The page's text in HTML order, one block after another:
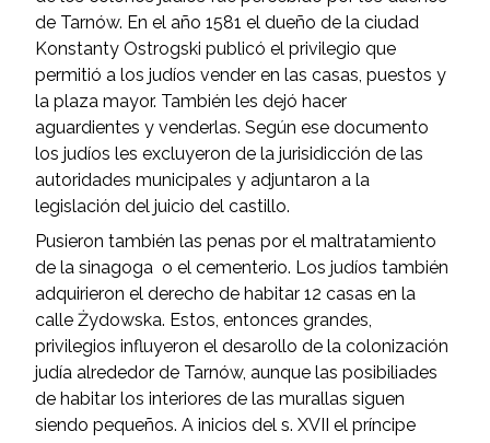
de Tarnów. En el año 1581 el dueño de la ciudad
Konstanty Ostrogski publicó el privilegio que
permitió a los judíos vender en las casas, puestos y
la plaza mayor. También les dejó hacer
aguardientes y venderlas. Según ese documento
los judíos les excluyeron de la jurisidicción de las
autoridades municipales y adjuntaron a la
legislación del juicio del castillo.
Pusieron también las penas por el maltratamiento
de la sinagoga o el cementerio. Los judíos también
adquirieron el derecho de habitar 12 casas en la
calle Żydowska. Estos, entonces grandes,
privilegios influyeron el desarollo de la colonización
judía alrededor de Tarnów, aunque las posibiliades
de habitar los interiores de las murallas siguen
siendo pequeños. A inicios del s. XVII el príncipe